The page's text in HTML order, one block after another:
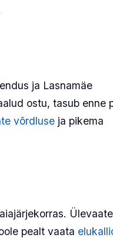
ja Lasnamäe
ostu, tasub enne
võrdluse ja pikema
Ülevaate
pealt vaata